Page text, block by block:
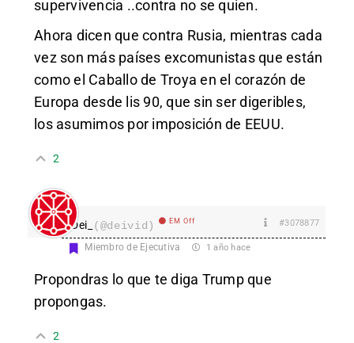
supervivencia ..contra no se quien.
Ahora dicen que contra Rusia, mientras cada
vez son más países excomunistas que están
como el Caballo de Troya en el corazón de
Europa desde lis 90, que sin ser digeribles,
los asumimos por imposición de EEUU.
2
Dei_ (@deivid) EM Off #3078877
Miembro de Ejecutiva 1 año hace
Propondras lo que te diga Trump que
propongas.
2